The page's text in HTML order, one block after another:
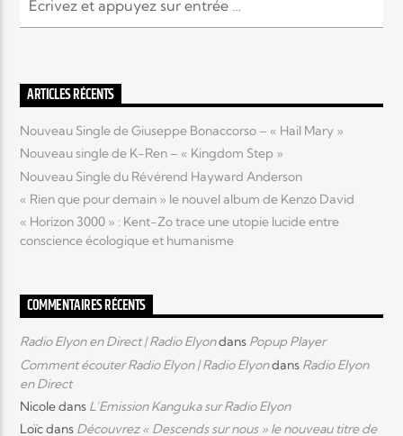
Elyon Kids
ARTICLES RÉCENTS
Nouveau Single de Giuseppe Bonaccorso – « Hail Mary »
Nouveau single de K-Ren – « Kingdom Step »
Nouveau Single du Révérend Hayward Anderson
« Rien que pour demain » le nouvel album de Kenzo David
« Horizon 3000 » : Kent-Zo trace une utopie lucide entre
conscience écologique et humanisme
COMMENTAIRES RÉCENTS
Radio Elyon en Direct | Radio Elyondans Popup Player
Comment écouter Radio Elyon | Radio Elyondans Radio Elyon
en Direct
Nicoledans L’Emission Kanguka sur Radio Elyon
Loïcdans Découvrez « Descends sur nous » le nouveau titre de